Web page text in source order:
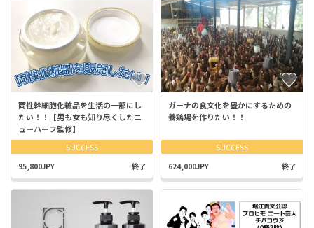
両性幹細胞化粧品を生活の一部にし
たい！！【男も女も知り尽くしたニ
ューハーフ監修】
SUCCESS
95,800JPY 終了
ガーナの食文化を豊かにするための
養鶏場を作りたい！！
SUCCESS
624,000JPY 終了